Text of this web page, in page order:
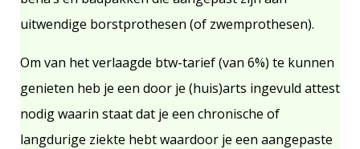
uitwendige borstprothesen (of zwemprothesen).
Om van het verlaagde btw-tarief (van 6%) te kunnen
genieten heb je een door je (huis)arts ingevuld attest
nodig waarin staat dat je een chronische of
langdurige ziekte hebt waardoor je een aangepaste